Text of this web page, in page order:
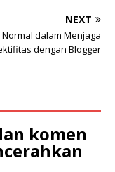
NEXT
dalam Menjaga
dengan Blogger
komen